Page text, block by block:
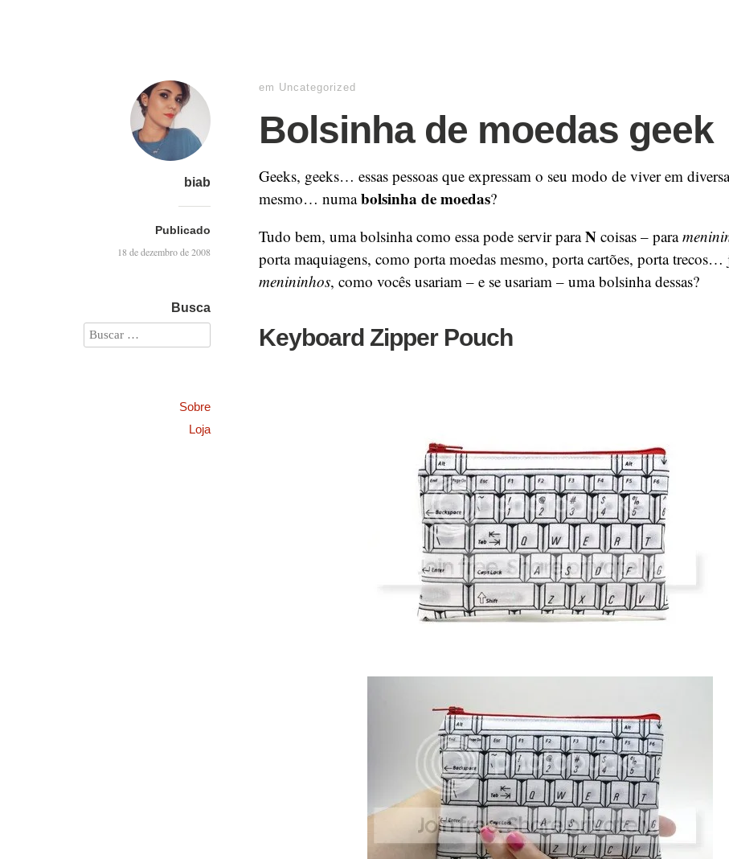
biab
Publicado
18 de dezembro de 2008
em Uncategorized
Bolsinha de moedas geek
Geeks, geeks… essas pessoas que expressam o seu modo de viver em
mesmo… numabolsinha de moedas?
Tudo bem, uma bolsinha como essa pode servir paraN coisas – para
porta maquiagens, como porta moedas mesmo, porta cartões, porta trecos…
menininhos, como vocês usariam – e se usariam – uma bolsinha dessas?
Keyboard Zipper Pouch
Busca
Sobre
Loja